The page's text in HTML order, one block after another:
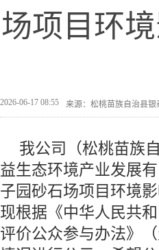
场项目环
2026-06-17 08:55 来源：松桃苗族自治县银
我公司（松桃苗族
益生态环境产业发展
子园砂石场项目环境
现根据《中华人民共
评价公众参与办法》